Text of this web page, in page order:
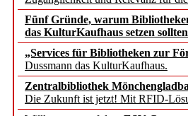
Fünf Gründe, warum
das KulturKaufhaus setzen
„Services für Bibliotheken zur
Dussmann das KulturKaufhaus.
Zentralbibliothek
Die Zukunft ist jetzt! Mit RFID-
Segment
angepasst